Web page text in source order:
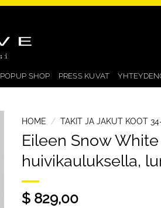
POPUP SHOP PRESS KUVAT
HOME / TAKIT JA JAKUT KOOT
Eileen Snow
huivikauluksella,
$ 829,00